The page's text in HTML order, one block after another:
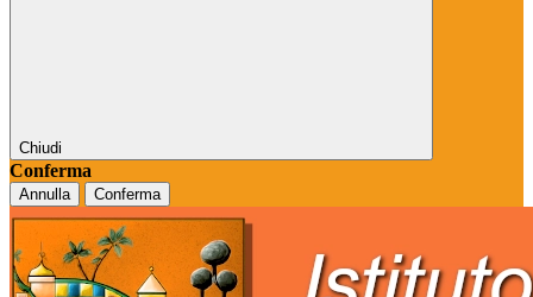
Chiudi
Conferma
Annulla Conferma